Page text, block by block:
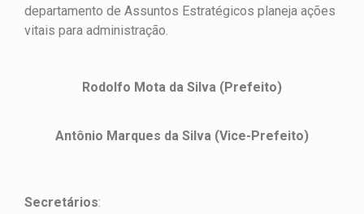
departamento de Assuntos Estratégicos planeja ações
vitais para administração.
Rodolfo Mota da Silva (Prefeito)
Antônio Marques da Silva (Vice-Prefeito)
Secretários: